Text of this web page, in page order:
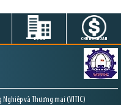
DỰ ÁN CHỨNG KHOÁN
Nghiệp và Thương mại (VITIC)